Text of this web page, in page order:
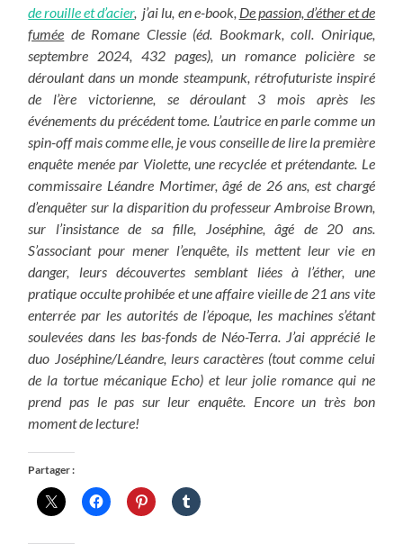
de rouille et d’acier, j’ai lu, en e-book, De passion, d’éther et de
fumée de Romane Clessie (éd. Bookmark, coll. Onirique,
septembre 2024, 432 pages), un romance policière se
déroulant dans un monde steampunk, rétrofuturiste inspiré
de l’ère victorienne, se déroulant 3 mois après les
événements du précédent tome. L’autrice en parle comme un
spin-off mais comme elle, je vous conseille de lire la première
enquête menée par Violette, une recyclée et prétendante. Le
commissaire Léandre Mortimer, âgé de 26 ans, est chargé
d’enquêter sur la disparition du professeur Ambroise Brown,
sur l’insistance de sa fille, Joséphine, âgé de 20 ans.
S’associant pour mener l’enquête, ils mettent leur vie en
danger, leurs découvertes semblant liées à l’éther, une
pratique occulte prohibée et une affaire vieille de 21 ans vite
enterrée par les autorités de l’époque, les machines s’étant
soulevées dans les bas-fonds de Néo-Terra. J’ai apprécié le
duo Joséphine/Léandre, leurs caractères (tout comme celui
de la tortue mécanique Echo) et leur jolie romance qui ne
prend pas le pas sur leur enquête. Encore un très bon
moment de lecture!
Partager :